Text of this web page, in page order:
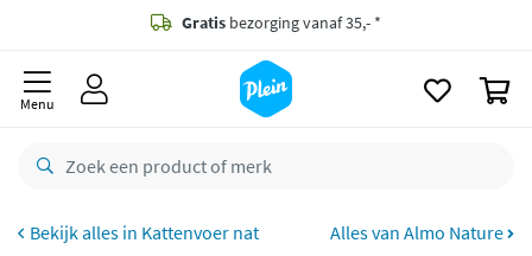
Gratis bezorging vanaf 35,- *
besteld,
retourneren
CO2 neutraal bezorgd
Menu
Kattenvoer nat Alles van Almo Nature